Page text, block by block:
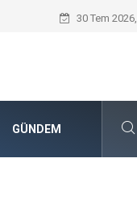
Güvenilir Chip
30 Tem
GÜNDEM